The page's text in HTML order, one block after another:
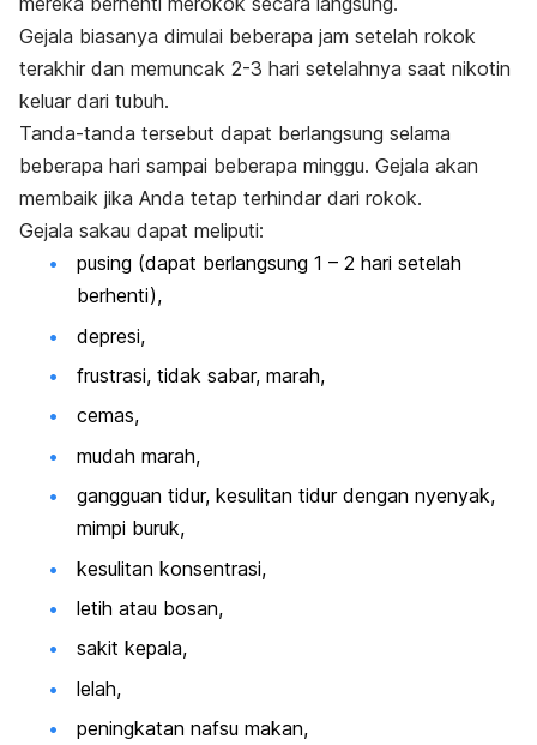
Gejala biasanya dimulai beberapa jam setelah rokok
terakhir dan memuncak 2-3 hari setelahnya saat nikotin
keluar dari tubuh.
Tanda-tanda tersebut dapat berlangsung selama
beberapa hari sampai beberapa minggu. Gejala akan
membaik jika Anda tetap terhindar dari rokok.
Gejala sakau dapat meliputi:
pusing (dapat berlangsung 1 – 2 hari setelah
berhenti),
depresi,
frustrasi, tidak sabar, marah,
cemas,
mudah marah,
gangguan tidur, kesulitan tidur dengan nyenyak,
mimpi buruk,
kesulitan konsentrasi,
letih atau bosan,
sakit kepala,
lelah,
peningkatan nafsu makan,